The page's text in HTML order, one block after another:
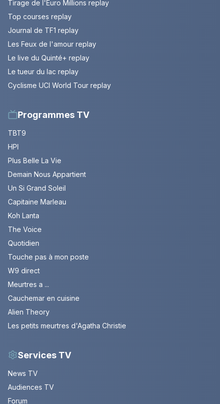
Tirage de l'Euro Millions replay
Top courses replay
Journal de TF1 replay
Les Feux de l'amour replay
Le live du Quinté+ replay
Le tueur du lac replay
Cyclisme UCI World Tour replay
Programmes TV
TBT9
HPI
Plus Belle La Vie
Demain Nous Appartient
Un Si Grand Soleil
Capitaine Marleau
Koh Lanta
The Voice
Quotidien
Touche pas à mon poste
W9 direct
Meurtres a ...
Cauchemar en cuisine
Alien Theory
Les petits meurtres d'Agatha Christie
Services TV
News TV
Audiences TV
Forum